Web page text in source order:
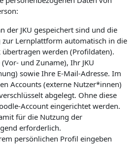
der JKU gespeichert sind und die
Lernplattform automatisch in die
werden (Profildaten).
und Zuname), Ihr JKU
sowie Ihre E-Mail-Adresse. Im
Accounts (externe Nutzer*innen)
abgelegt. Ohne diese
Account eingerichtet werden.
für die Nutzung der
erforderlich.
persönlichen Profil eingeben